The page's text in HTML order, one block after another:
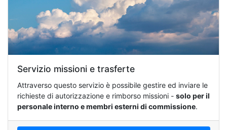
Servizio missioni e trasferte
Attraverso questo servizio è possibile gestire ed inviare le
richieste di autorizzazione e rimborso missioni - solo per il
personale interno e membri esterni di commissione.